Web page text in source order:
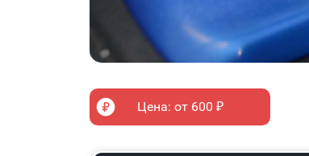
Цена: от 600 ₽